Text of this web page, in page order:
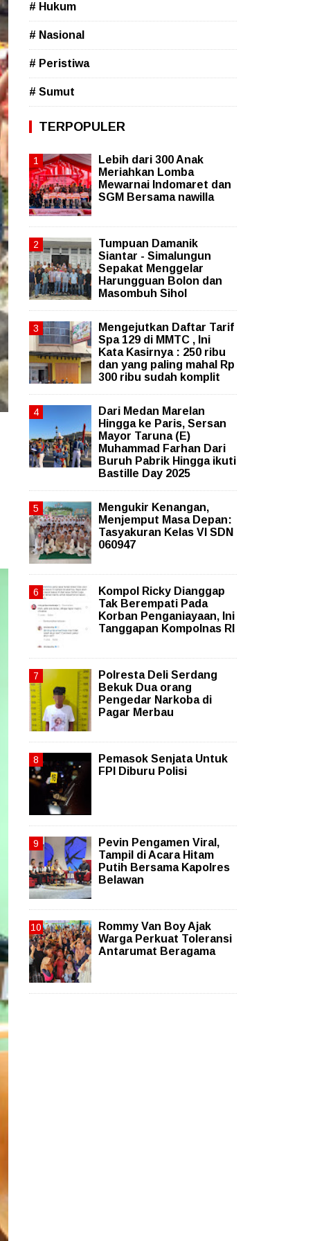
# Hukum
# Nasional
# Peristiwa
# Sumut
TERPOPULER
Lebih dari 300 Anak
Meriahkan Lomba
Mewarnai Indomaret dan
SGM Bersama nawilla
Tumpuan Damanik
Siantar - Simalungun
Sepakat Menggelar
Harungguan Bolon dan
Masombuh Sihol
Mengejutkan Daftar Tarif
Spa 129 di MMTC , Ini
Kata Kasirnya : 250 ribu
dan yang paling mahal Rp
300 ribu sudah komplit
‎Dari Medan Marelan
Hingga ke Paris, Sersan
Mayor Taruna (E)
Muhammad Farhan Dari
Buruh Pabrik Hingga ikuti
Bastille Day 2025
Mengukir Kenangan,
Menjemput Masa Depan:
Tasyakuran Kelas VI SDN
060947
Kompol Ricky Dianggap
Tak Berempati Pada
Korban Penganiayaan, Ini
Tanggapan Kompolnas RI
Polresta Deli Serdang
Bekuk Dua orang
Pengedar Narkoba di
Pagar Merbau
Pemasok Senjata Untuk
FPI Diburu Polisi
Pevin Pengamen Viral,
Tampil di Acara Hitam
Putih Bersama Kapolres
Belawan
Rommy Van Boy Ajak
Warga Perkuat Toleransi
Antarumat Beragama